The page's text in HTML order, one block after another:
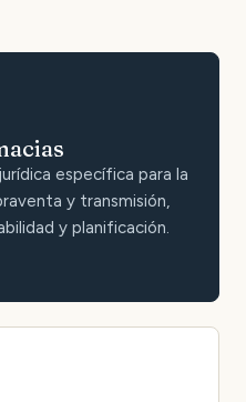
específica para la
y transmisión,
y planificación.